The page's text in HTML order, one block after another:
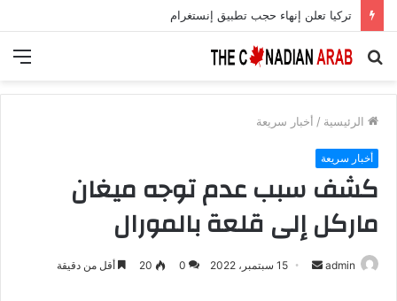
تركيا تعلن إنهاء حجب تطبيق إنستغرام
بحث
الرئيسية / أخبار سريعة
أخبار سريعة
كشف سبب عدم توجه ميغان
ماركل إلى قلعة بالمورال
admin
أرسل 15 سبتمبر، 2022 0
20 أقل من دقيقة